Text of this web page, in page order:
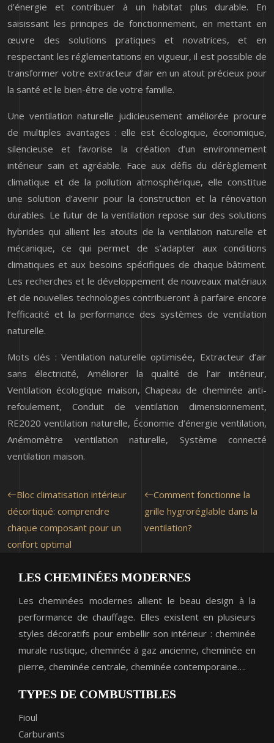
d’énergie et contribuer à un habitat plus durable. En
saisissant les principes de fonctionnement, en mettant en
œuvre des solutions pratiques et novatrices, et en
respectant les réglementations en vigueur, il est possible de
transformer votre extracteur d’air en un atout précieux pour
la santé et le bien-être de votre famille.
Une ventilation naturelle judicieusement améliorée procure
de multiples avantages : elle est écologique, économique,
silencieuse et favorise la création d’un environnement
intérieur sain et agréable. Face aux défis du dérèglement
climatique et de la pollution atmosphérique, elle constitue
une solution d’avenir pour la construction et la rénovation
durables. Le futur de la ventilation repose sur des solutions
hybrides qui allient les atouts de la ventilation naturelle et
mécanique, ce qui permet de s’adapter aux conditions
climatiques et aux besoins spécifiques de chaque bâtiment.
Les recherches et le développement de nouveaux matériaux
et de nouvelles technologies contribueront à parfaire encore
l’efficacité et la performance des systèmes de ventilation
naturelle.
Mots clés : Ventilation naturelle optimisée, Extracteur d’air
sans électricité, Améliorer la qualité de l’air intérieur,
Ventilation écologique maison, Chapeau de cheminée anti-
refoulement, Conduit de ventilation dimensionnement,
RE2020 ventilation naturelle, Économie d’énergie ventilation,
Anémomètre ventilation naturelle, Système connecté
ventilation maison.
Bloc climatisation intérieur
décortiqué: comprendre
chaque composant pour un
confort optimal
Comment fonctionne la
grille hygroréglable dans la
ventilation?
LES CHEMINÉES MODERNES
Les cheminées modernes allient le beau design à la
performance de chauffage. Elles existent en plusieurs
styles décoratifs pour embellir son intérieur : cheminée
murale rustique, cheminée à gaz ancienne, cheminée en
pierre, cheminée centrale, cheminée contemporaine….
TYPES DE COMBUSTIBLES
Fioul
Carburants